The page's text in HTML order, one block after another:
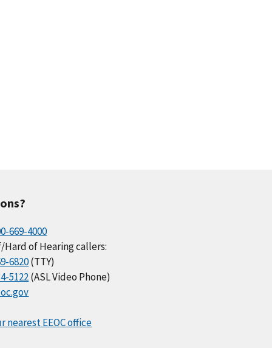
669-4000
Hard of Hearing callers:
6820(TTY)
5122(ASL Video Phone)
nearest EEOC office